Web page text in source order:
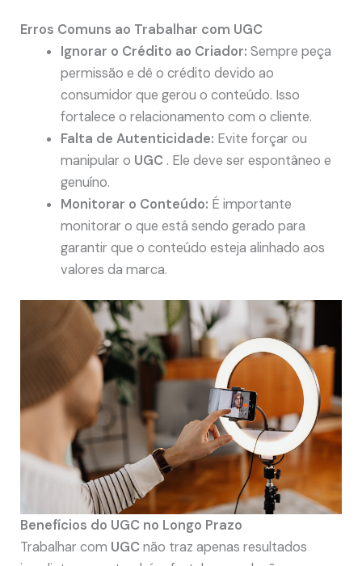
Erros Comuns ao Trabalhar com UGC
Ignorar o Crédito ao Criador: Sempre peça
permissão e dê o crédito devido ao
consumidor que gerou o conteúdo. Isso
fortalece o relacionamento com o cliente.
Falta de Autenticidade: Evite forçar ou
manipular o UGC. Ele deve ser espontâneo e
genuíno.
Monitorar o Conteúdo: É importante
monitorar o que está sendo gerado para
garantir que o conteúdo esteja alinhado aos
valores da marca.
Benefícios do UGC no Longo Prazo
Trabalhar com UGCnão traz apenas resultados